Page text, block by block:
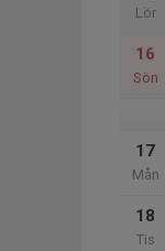
Lör
16
Sön
17
Mån
18
Tis